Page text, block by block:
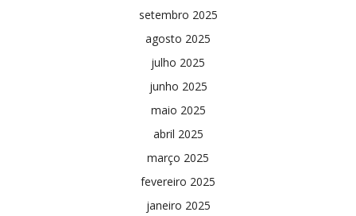
setembro 2025
agosto 2025
julho 2025
junho 2025
maio 2025
abril 2025
março 2025
fevereiro 2025
janeiro 2025